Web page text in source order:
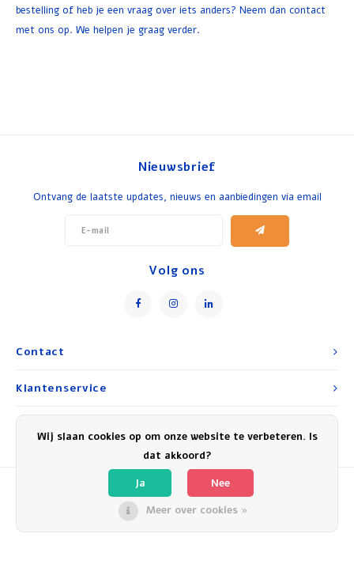
bestelling of heb je een vraag over iets anders? Neem dan contact
met ons op. We helpen je graag verder.
Contact
Nieuwsbrief
Ontvang de laatste updates, nieuws en aanbiedingen via email
Volg ons
Klantenservice
Mijn account
© Copyright 2026 Experience Israel - Powered byLightspeed
Wij slaan cookies op om onze website te verbeteren. Is
dat akkoord?
Ja
Nee
Meer over cookies »